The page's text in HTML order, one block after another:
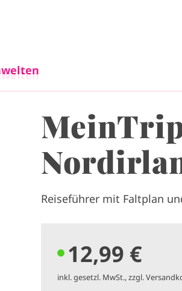
Reiseführer mit Faltplan
12,99 €
inkl. gesetzl. MwSt., zzgl.